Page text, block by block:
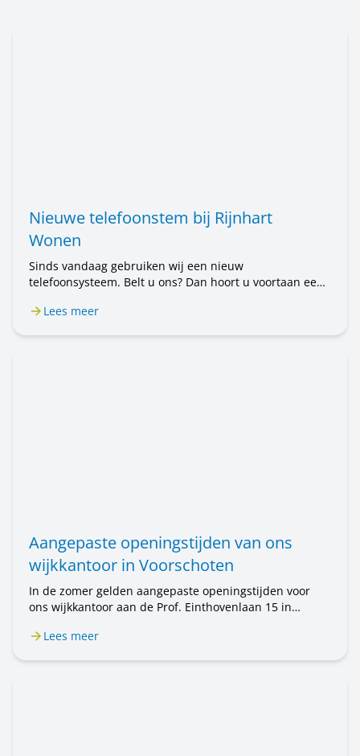
Nieuwe telefoonstem bij Rijnhart
Wonen
Sinds vandaag gebruiken wij een nieuw
telefoonsysteem. Belt u ons? Dan hoort u voortaan een
nog steeds met Rijnhart Wonen. Alleen de stem is
Lees meer
Aangepaste openingstijden van ons
wijkkantoor in Voorschoten
In de zomer gelden aangepaste openingstijden voor
ons wijkkantoor aan de Prof. Einthovenlaan 15 in
wijkkantoor alleen op afspraak geopend. Wilt u een
Lees meer